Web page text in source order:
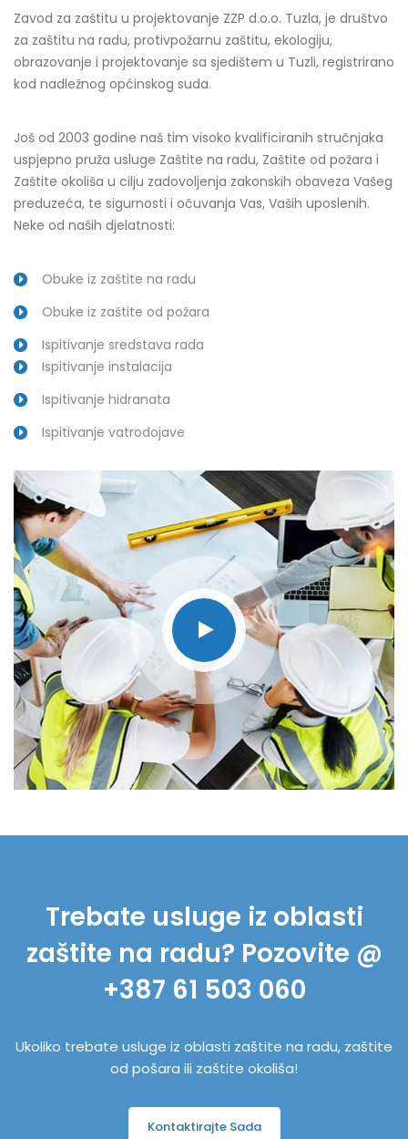
Zavod za zaštitu u projektovanje ZZP d.o.o. Tuzla, je društvo
za zaštitu na radu, protivpožarnu zaštitu, ekologiju,
obrazovanje i projektovanje sa sjedištem u Tuzli, registrirano
kod nadležnog općinskog suda.
Još od 2003 godine naš tim visoko kvalificiranih stručnjaka
uspjepno pruža usluge Zaštite na radu, Zaštite od požara i
Zaštite okoliša u cilju zadovoljenja zakonskih obaveza Vašeg
preduzeća, te sigurnosti i očuvanja Vas, Vaših uposlenih.
Neke od naših djelatnosti:
Obuke iz zaštite na radu
Obuke iz zaštite od požara
Ispitivanje sredstava rada
Ispitivanje instalacija
Ispitivanje hidranata
Ispitivanje vatrodojave
Trebate usluge iz oblasti
zaštite na radu? Pozovite @
+387 61 503 060
Ukoliko trebate usluge iz oblasti zaštite na radu, zaštite
od pošara ili zaštite okoliša!
Kontaktirajte Sada